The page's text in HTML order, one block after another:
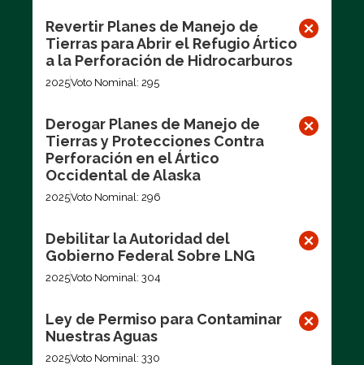
Revertir Planes de Manejo de
Tierras para Abrir el Refugio Ártico
a la Perforación de Hidrocarburos
2025Voto Nominal: 295
Derogar Planes de Manejo de
Tierras y Protecciones Contra
Perforación en el Ártico
Occidental de Alaska
2025Voto Nominal: 296
Debilitar la Autoridad del
Gobierno Federal Sobre LNG
2025Voto Nominal: 304
Ley de Permiso para Contaminar
Nuestras Aguas
2025Voto Nominal: 330